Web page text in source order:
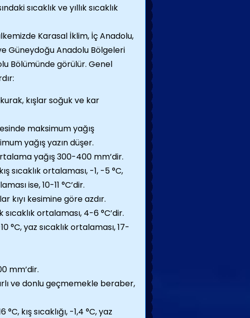
sıcaklık ve yıllık sıcaklık
Karasal İklim, İç Anadolu,
Güneydoğu Anadolu Bölgeleri
Bölümünde görülür. Genel
kışlar soğuk ve kar
maksimum yağış
yağış yazın düşer.
yağış 300-400 mm’dir.
sıcaklık ortalaması, -1, -5 °C,
ise, 10-11 °C’dir.
kıyı kesimine göre azdır.
ortalaması, 4-6 °C’dir.
°C, yaz sıcaklık ortalaması, 17-
mm’dir.
ve donlu geçmemekle beraber,
kış sıcaklığı, -1,4 °C, yaz